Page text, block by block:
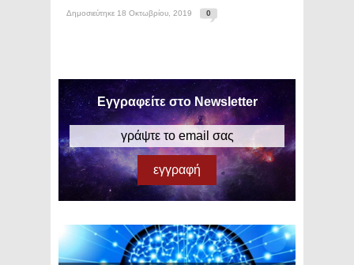
Δημοσιεύτηκε 18 Οκτωβρίου, 2019 0
Εγγραφείτε στο Newsletter